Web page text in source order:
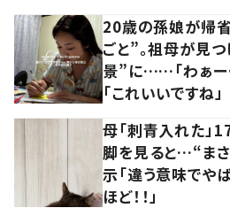
20歳の孫娘が帰
ごと”。祖母が見
景”に……「わぁー
「これいいですね」
母「刺青入れた」
脚を見ると…“ま
示「違う意味でやば
ほど！！」